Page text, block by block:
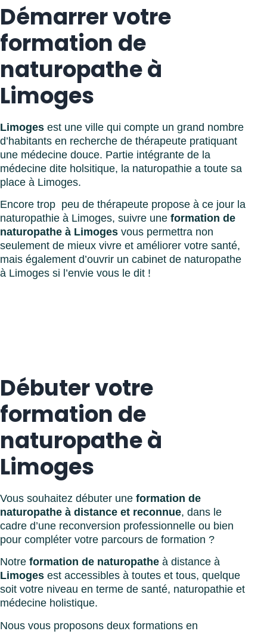
Démarrer votre
formation de
naturopathe à
Limoges
Limoges est une ville qui compte un grand nombre
d’habitants en recherche de thérapeute pratiquant
une médecine douce. Partie intégrante de la
médecine dite holsitique, la naturopathie a toute sa
place à Limoges.
Encore trop peu de thérapeute propose à ce jour la
naturopathie à Limoges, suivre une formation de
naturopathe à Limoges vous permettra non
seulement de mieux vivre et améliorer votre santé,
mais également d’ouvrir un cabinet de naturopathe
à Limoges si l’envie vous le dit !
Débuter votre
formation de
naturopathe à
Limoges
Vous souhaitez débuter une formation de
naturopathe à distance et reconnue, dans le
cadre d’une reconversion professionnelle ou bien
pour compléter votre parcours de formation ?
Notre formation de naturopathe à distance à
Limoges est accessibles à toutes et tous, quelque
soit votre niveau en terme de santé, naturopathie et
médecine holistique.
Nous vous proposons deux formations en